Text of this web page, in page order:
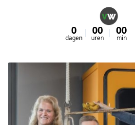
0
dagen
00
uren
00
min